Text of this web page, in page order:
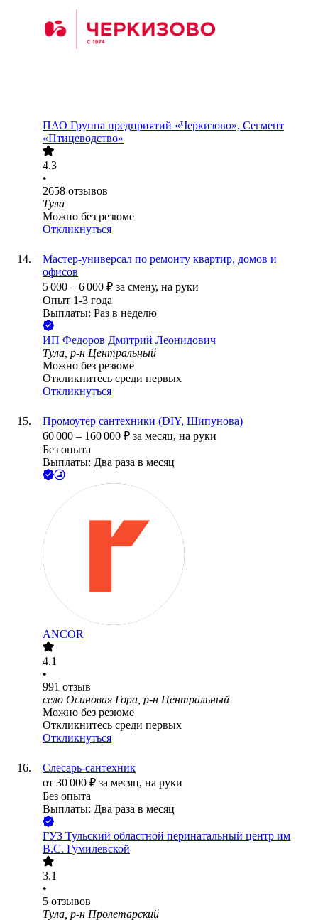
ПАО Группа предприятий «Черкизово», Сегмент
«Птицеводство»
4.3
•
2658 отзывов
Тула
Можно без резюме
Откликнуться
Мастер-универсал по ремонту квартир, домов и
офисов
5 000 – 6 000 ₽ за смену, на руки
Опыт 1-3 года
Выплаты: Раз в неделю
ИП Федоров Дмитрий Леонидович
Тула, р-н Центральный
Можно без резюме
Откликнитесь среди первых
Откликнуться
Промоутер сантехники (DIY, Шипунова)
60 000 – 160 000 ₽ за месяц, на руки
Без опыта
Выплаты: Два раза в месяц
ANCOR
4.1
•
991 отзыв
село Осиновая Гора, р-н Центральный
Можно без резюме
Откликнитесь среди первых
Откликнуться
Слесарь-сантехник
от 30 000 ₽ за месяц, на руки
Без опыта
Выплаты: Два раза в месяц
ГУЗ Тульский областной перинатальный центр им
В.С. Гумилевской
3.1
•
5 отзывов
Тула, р-н Пролетарский